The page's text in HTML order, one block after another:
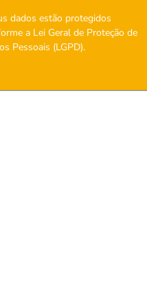
dados estão protegidos
a Lei Geral de Proteção de
Pessoais (LGPD).